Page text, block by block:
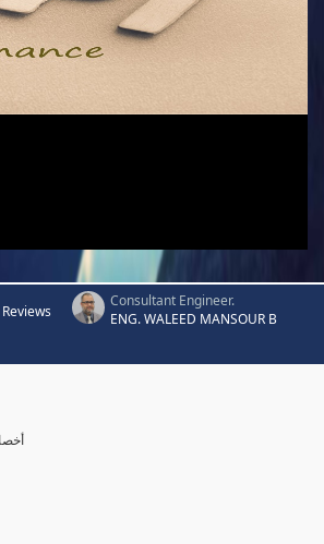
Reviews
Consultant Engineer.
ENG. WALEED MANSOUR B